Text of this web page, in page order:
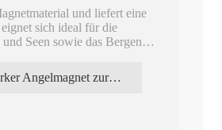
und liefert eine
sich ideal für die
Seen sowie das Bergen
starker Angelmagnet zur Bergung